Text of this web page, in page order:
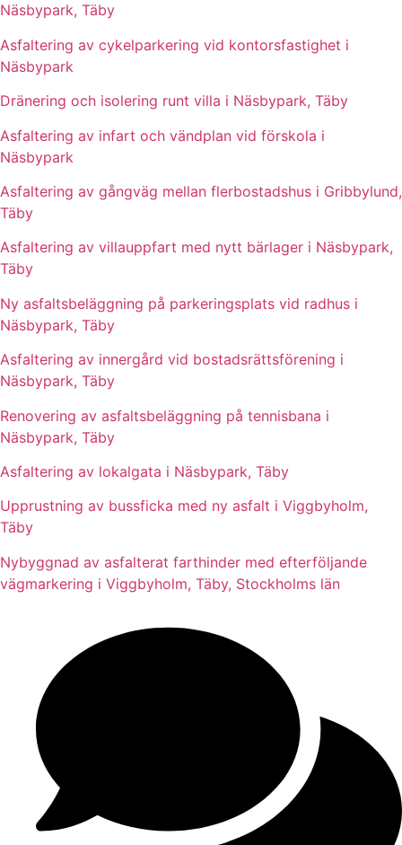
Näsbypark, Täby
Asfaltering av cykelparkering vid kontorsfastighet i
Näsbypark
Dränering och isolering runt villa i Näsbypark, Täby
Asfaltering av infart och vändplan vid förskola i
Näsbypark
Asfaltering av gångväg mellan flerbostadshus i Gribbylund,
Täby
Asfaltering av villauppfart med nytt bärlager i Näsbypark,
Täby
Ny asfaltsbeläggning på parkeringsplats vid radhus i
Näsbypark, Täby
Asfaltering av innergård vid bostadsrättsförening i
Näsbypark, Täby
Renovering av asfaltsbeläggning på tennisbana i
Näsbypark, Täby
Asfaltering av lokalgata i Näsbypark, Täby
Upprustning av bussficka med ny asfalt i Viggbyholm,
Täby
Nybyggnad av asfalterat farthinder med efterföljande
vägmarkering i Viggbyholm, Täby, Stockholms län